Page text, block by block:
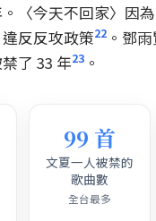
〈今天不回家〉因
反反攻政策22 。鄧
了 33 年23 。
99 首
文夏一人被禁的
歌曲數
全台最多